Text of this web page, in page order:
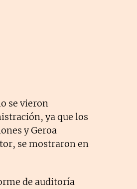
se vieron
ya que los
y Geroa
se mostraron en
de auditoría